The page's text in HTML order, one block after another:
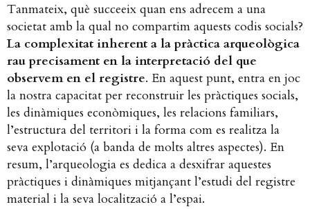
Tanmateix, què succeeix quan ens adrecem a una
societat amb la qual no compartim aquests codis socials?
La complexitat inherent a la pràctica arqueològica
rau precisament en la interpretació del que
observem en el registre. En aquest punt, entra en joc
la nostra capacitat per reconstruir les pràctiques socials,
les dinàmiques econòmiques, les relacions familiars,
l’estructura del territori i la forma com es realitza la
seva explotació (a banda de molts altres aspectes). En
resum, l’arqueologia es dedica a desxifrar aquestes
pràctiques i dinàmiques mitjançant l’estudi del registre
material i la seva localització a l’espai.